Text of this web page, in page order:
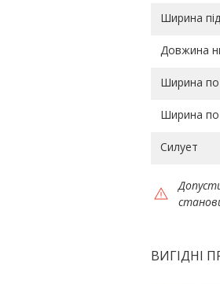
Ширина
Довжина
Ширина по
Ширина по
Силует
ВИГІДНІ